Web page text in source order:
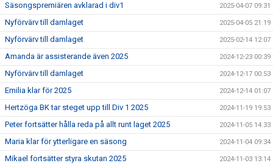
Säsongspremiären avklarad i div1 2025-04-07 09:31
Nyförvärv till damlaget 2025-04-05 21:19
Nyförvärv till damlaget 2025-02-14 12:07
Amanda är assisterande även 2025 2024-12-23 00:39
Nyförvärv till damlaget 2024-12-17 00:53
Emilia klar för 2025 2024-12-14 01:07
Hertzöga BK tar steget upp till Div 1 2025 2024-11-19 19:53
Peter fortsätter hålla reda på allt runt laget 2025 2024-11-05 14:33
Maria klar för ytterligare en säsong 2024-11-04 09:34
Mikael fortsätter styra skutan 2025 2024-11-03 13:14